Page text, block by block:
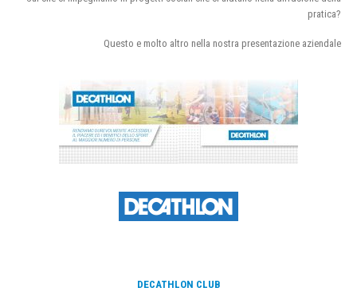
pratica?
Questo e molto altro nella nostra presentazione aziendale
DECATHLON CLUB